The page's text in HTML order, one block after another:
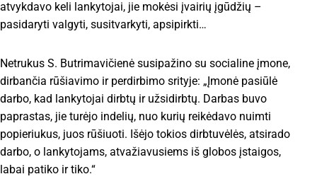
atvykdavo keli lankytojai, jie mokėsi įvairių įgūdžių –
pasidaryti valgyti, susitvarkyti, apsipirkti…
Netrukus S. Butrimavičienė susipažino su socialine įmone,
dirbančia rūšiavimo ir perdirbimo srityje: „Įmonė pasiūlė
darbo, kad lankytojai dirbtų ir užsidirbtų. Darbas buvo
paprastas, jie turėjo indelių, nuo kurių reikėdavo nuimti
popieriukus, juos rūšiuoti. Išėjo tokios dirbtuvėlės, atsirado
darbo, o lankytojams, atvažiavusiems iš globos įstaigos,
labai patiko ir tiko.“